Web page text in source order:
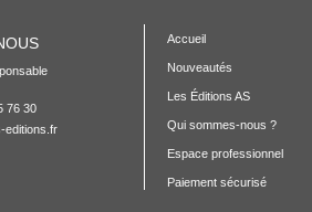
76 30
editions.fr
Accueil
Nouveautés
Les Éditions AS
Qui sommes-nous ?
Espace professionnel
Paiement sécurisé